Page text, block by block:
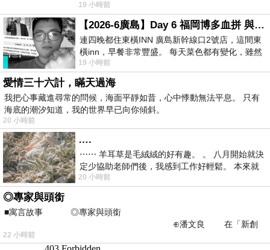
復...，每天跪鍵盤還是被判了花心的罪
19 小時前
【2026-6廣島】Day 6 福岡博多血拼 與機場接送少年司機深夜對談
連四晚都住東橫INN 廣島新幹線口2號店，這間東
橫inn，早餐非常豐盛。 每天菜色都有變化，雖然
看到工作人員拿出料理包加熱，但
19 小時前
愛情三十六計，瞞天過海
我把心事藏進尋常的問候，海面平靜如昔，心中悸動無法平息。 只有
海底的潮汐知道，我的世界早已向你傾斜。
20 小時前
….
⋯⋯ 羊耳草是毛絨絨的好有趣。 。 八月開始就決
定少協助老師們後，我感到工作好輕鬆。 本來就
不是我的工作啊。 真
20 小時前
◎專家與頭銜
■寓言故事 ◎專家與頭銜
⊕潘文良 在「新創
之谷」裡——
22 小時前